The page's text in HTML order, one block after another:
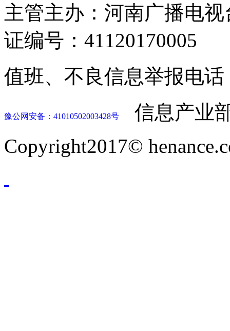
主管主办：河南广播电
证编号：41120170005
值班、不良信息举报电话
豫公网安备：41010502003428号
信息产业
Copyright2017©